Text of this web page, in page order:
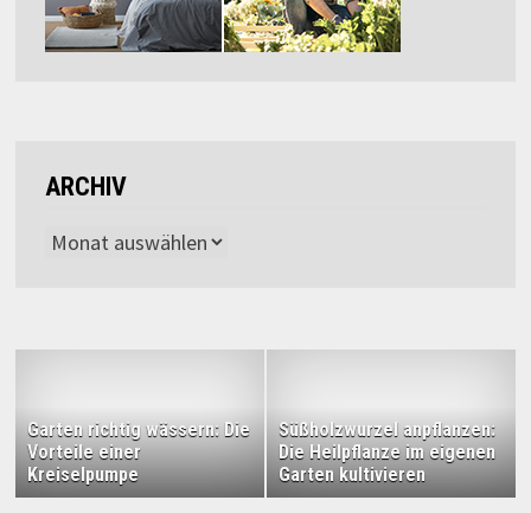
ARCHIV
Archiv
Garten richtig wässern: Die
Vorteile einer
Kreiselpumpe
Süßholzwurzel anpflanzen:
Die Heilpflanze im eigenen
Garten kultivieren